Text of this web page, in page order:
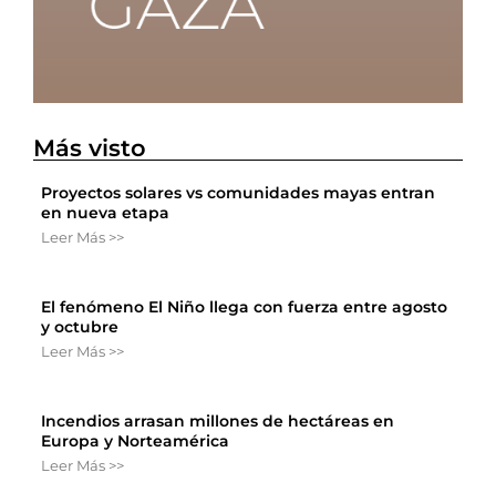
Más visto
Proyectos solares vs comunidades mayas entran
en nueva etapa
Leer Más >>
El fenómeno El Niño llega con fuerza entre agosto
y octubre
Leer Más >>
Incendios arrasan millones de hectáreas en
Europa y Norteamérica
Leer Más >>